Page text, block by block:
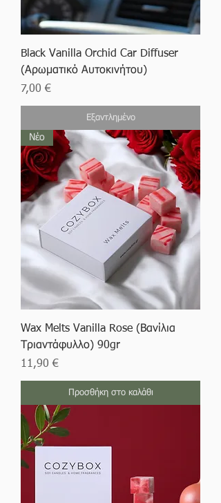
Black Vanilla Orchid Car Diffuser
(Αρωματικό Αυτοκινήτου)
Τιμή
7,00 €
Εξαντλημένο
Νέο
Wax Melts Vanilla Rose (Βανίλια
Τριαντάφυλλο) 90gr
Τιμή
11,90 €
Προσθήκη στο καλάθι